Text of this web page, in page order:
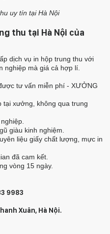
uy tín tại Hà Nội
thu tại Hà Nội của
dịch vụ in hộp trung thu với
nghiệp mà giá cả hợp lí.
tư vấn miễn phí - XƯỞNG
xưởng, không qua trung
giàu kinh nghiệm.
liệu giấy chất lượng, mực in
đã cam kết.
vòng 15 ngày.
9983
Xuân, Hà Nội.